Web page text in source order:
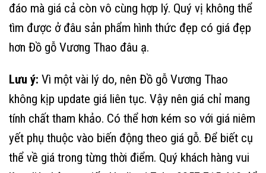
đáo mà giá cả còn vô cùng hợp lý. Quý vị không thể
tìm được ở đâu sản phẩm hình thức đẹp có giá đẹp
hơn Đồ gỗ Vương Thao đâu ạ.
Lưu ý: Vì một vài lý do, nên Đồ gỗ Vương Thao
không kịp update giá liên tục. Vậy nên giá chỉ mang
tính chất tham khảo. Có thể hơn kém so với giá niêm
yết phụ thuộc vào biến động theo giá gỗ. Để biết cụ
thể về giá trong từng thời điểm. Quý khách hàng vui